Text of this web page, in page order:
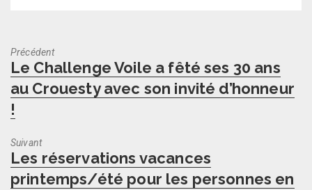
Précédent
Previous
post:
Le Challenge Voile a fêté ses 30 ans
au Crouesty avec son invité d’honneur
!
Suivant
Next
post:
Les réservations vacances
printemps/été pour les personnes en